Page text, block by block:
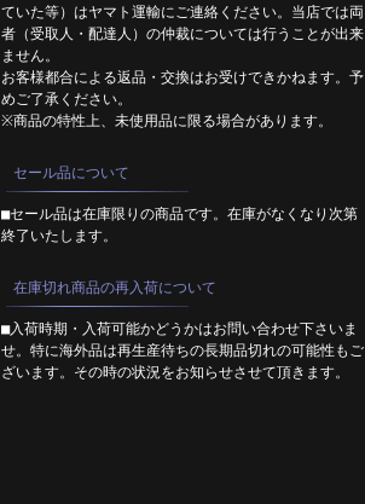
ていた等）はヤマト運輸にご連絡ください。当店では両
者（受取人・配達人）の仲裁については行うことが出来
ません。
お客様都合による返品・交換はお受けできかねます。予
めご了承ください。
※商品の特性上、未使用品に限る場合があります。
セール品について
■セール品は在庫限りの商品です。在庫がなくなり次第
終了いたします。
在庫切れ商品の再入荷について
■入荷時期・入荷可能かどうかはお問い合わせ下さいま
せ。特に海外品は再生産待ちの長期品切れの可能性もご
ざいます。その時の状況をお知らせさせて頂きます。